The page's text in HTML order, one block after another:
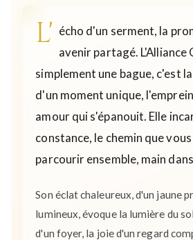
L' écho d'un serment, la
avenir partagé. L'Alliance
simplement une bague, c'est
d'un moment unique,
amour qui s'épanouit. Elle
constance, le chemin que
parcourir ensemble, main
Son éclat chaleureux, d'un jaune
lumineux, évoque la lumière du
d'un foyer, la joie d'un regard